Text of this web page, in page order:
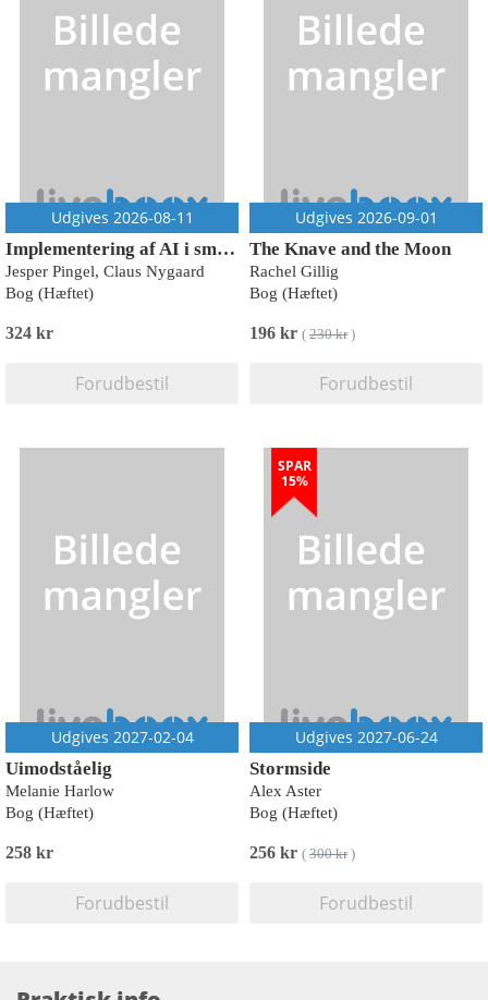
Udgives 2026-08-11
Implementering af AI i små og mellemstore virksomheder
Jesper Pingel, Claus Nygaard
Bog (Hæftet)
324 kr
Forudbestil
Udgives 2026-09-01
The Knave and the Moon
Rachel Gillig
Bog (Hæftet)
196 kr ( 230 kr)
Forudbestil
Udgives 2027-02-04
Uimodståelig
Melanie Harlow
Bog (Hæftet)
258 kr
Forudbestil
SPAR
15%
Udgives 2027-06-24
Stormside
Alex Aster
Bog (Hæftet)
256 kr ( 300 kr)
Forudbestil